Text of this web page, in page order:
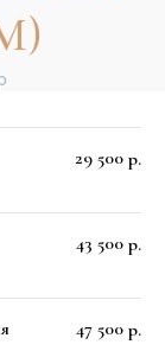
29 500 р.
43 500 р.
47 500 р.